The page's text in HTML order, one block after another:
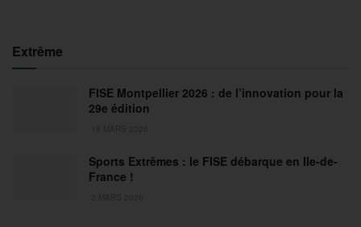
Extrême
FISE Montpellier 2026 : de l’innovation pour la
29e édition
Sports Extrêmes : le FISE débarque en Ile-de-
France !